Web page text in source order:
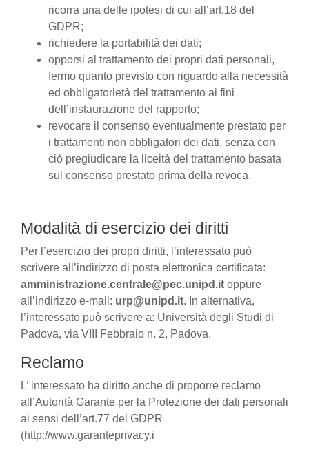
ricorra una delle ipotesi di cui all’art.18 del
GDPR;
richiedere la portabilità dei dati;
opporsi al trattamento dei propri dati personali,
fermo quanto previsto con riguardo alla necessità
ed obbligatorietà del trattamento ai fini
dell’instaurazione del rapporto;
revocare il consenso eventualmente prestato per
i trattamenti non obbligatori dei dati, senza con
ciò pregiudicare la liceità del trattamento basata
sul consenso prestato prima della revoca.
Modalità di esercizio dei diritti
Per l’esercizio dei propri diritti, l’interessato può
scrivere all’indirizzo di posta elettronica certificata:
amministrazione.centrale@pec.unipd.it oppure
all’indirizzo e-mail: urp@unipd.it. In alternativa,
l’interessato può scrivere a: Università degli Studi di
Padova, via VIII Febbraio n. 2, Padova.
Reclamo
L’ interessato ha diritto anche di proporre reclamo
all’Autorità Garante per la Protezione dei dati personali
ai sensi dell’art.77 del GDPR
(http://www.garanteprivacy.i